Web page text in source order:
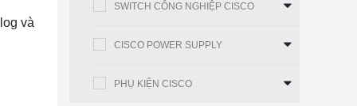
và
SWITCH CÔNG NGHIỆP CISCO
CISCO POWER SUPPLY
PHỤ KIỆN CISCO